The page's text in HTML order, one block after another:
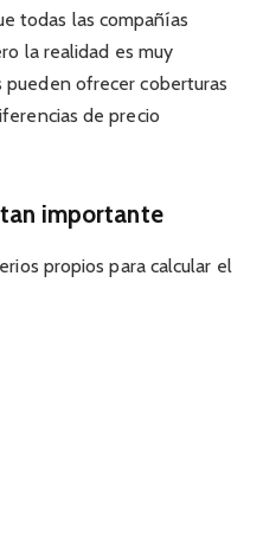
todas las compañías
la realidad es muy
ofrecer coberturas
de precio
importante
propios para calcular el